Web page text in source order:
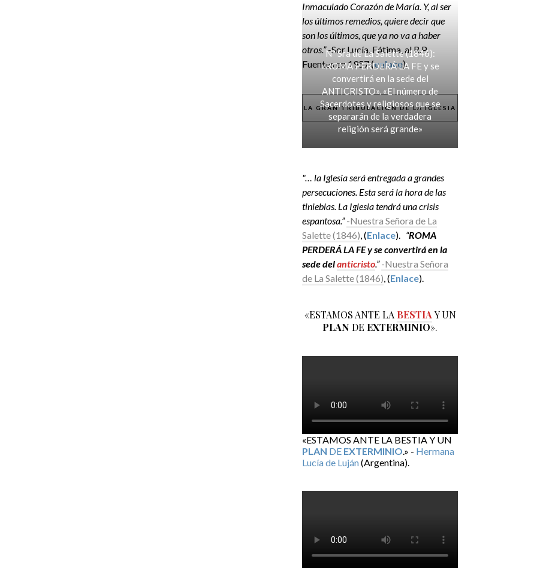
Inmaculado Corazón de María. Y, al ser
los últimos remedios, quiere decir que
son los últimos, que ya no va a haber
otros.”-Sor Lucía, Fátima, al R.P.
Fuentes en 1957 (enlace).
LA GRAN TRIBULACIÓN DE LA IGLESIA
Nª Sra de La Salette (1846):
«ROMA PERDERÁ LA FE y se
convertirá en la sede del
ANTICRISTO». «El número de
Sacerdotes y religiosos que se
separarán de la verdadera
religión será grande»
"… la Iglesia será entregada a grandes
persecuciones. Esta será la hora de las
tinieblas. La Iglesia tendrá una crisis
espantosa.” -Nuestra Señora de La
Salette (1846), (Enlace). “ROMA
PERDERÁ LA FE y se convertirá en la
sede delanticristo.” -Nuestra Señora
de La Salette (1846), (Enlace).
«ESTAMOS ANTE LA BESTIA Y UN
PLAN DE EXTERMINIO».
«ESTAMOS ANTE LA BESTIA Y UN
PLAN DE EXTERMINIO.» - Hermana
Lucía de Luján(Argentina).